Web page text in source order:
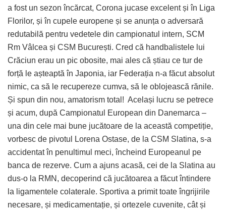
a fost un sezon încărcat, Corona jucase excelent și în Liga
Florilor, și în cupele europene și se anunța o adversară
redutabilă pentru vedetele din campionatul intern, SCM
Rm Vâlcea și CSM București. Cred că handbalistele lui
Crăciun erau un pic obosite, mai ales că știau ce tur de
forță le așteaptă în Japonia, iar Federația n-a făcut absolut
nimic, ca să le recupereze cumva, să le oblojească rănile.
Și spun din nou, amatorism total! Același lucru se petrece
și acum, după Campionatul European din Danemarca –
una din cele mai bune jucătoare de la această competiție,
vorbesc de pivotul Lorena Ostase, de la CSM Slatina, s-a
accidentat în penultimul meci, încheind Europeanul pe
banca de rezerve. Cum a ajuns acasă, cei de la Slatina au
dus-o la RMN, decoperind că jucătoarea a făcut întindere
la ligamentele colaterale. Sportiva a primit toate îngrijirile
necesare, și medicamentație, și ortezele cuvenite, cât și